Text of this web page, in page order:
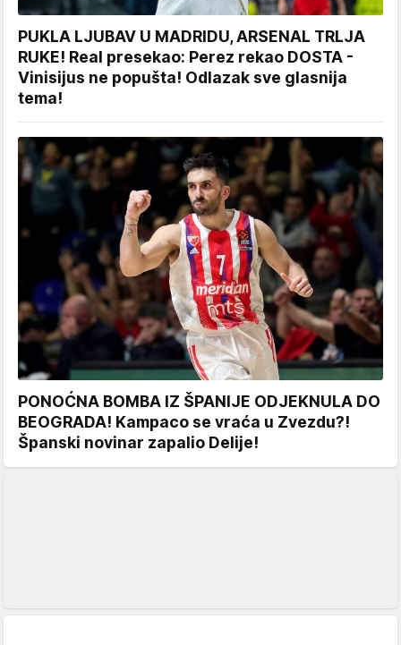
PUKLA LJUBAV U MADRIDU, ARSENAL TRLJA
RUKE! Real presekao: Perez rekao DOSTA -
Vinisijus ne popušta! Odlazak sve glasnija
tema!
PONOĆNA BOMBA IZ ŠPANIJE ODJEKNULA DO
BEOGRADA! Kampaco se vraća u Zvezdu?!
Španski novinar zapalio Delije!